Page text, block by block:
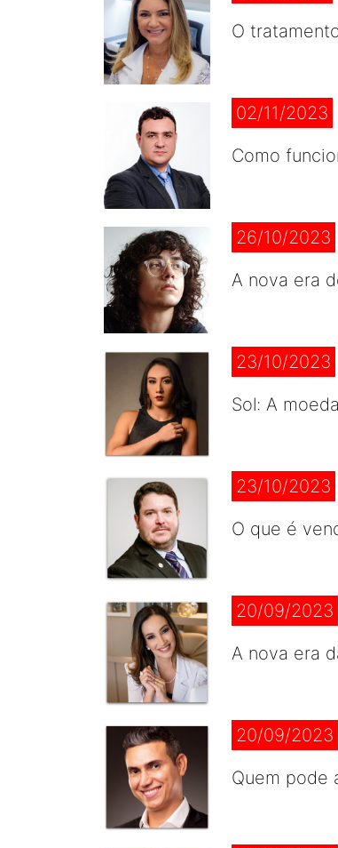
O
02/11/2023
Como
26/10/2023
A nova era
23/10/2023
Sol: A
23/10/2023
O que é
20/09/2023
A nova era
20/09/2023
Quem pode